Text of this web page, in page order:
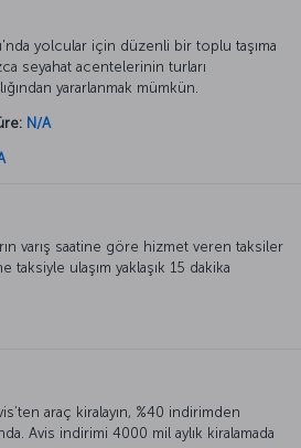
yolcular için düzenli bir toplu taşıma
seyahat acentelerinin turları
yararlanmak mümkün.
N/A
varış saatine göre hizmet veren taksiler
ulaşım yaklaşık 15 dakika
araç kiralayın, %40 indirimden
Avis indirimi 4000 mil aylık kiralamada